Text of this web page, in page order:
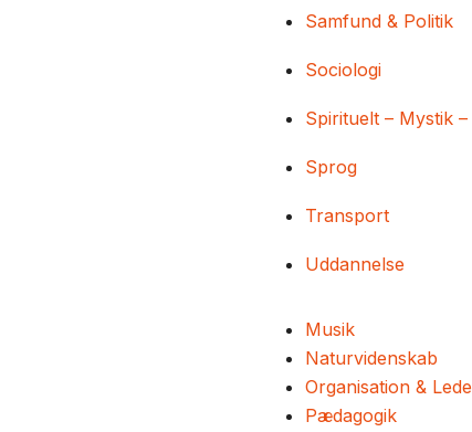
Samfund & Politik
Sociologi
Spirituelt – Mystik
Sprog
Transport
Uddannelse
Musik
Naturvidenskab
Organisation &
Pædagogik